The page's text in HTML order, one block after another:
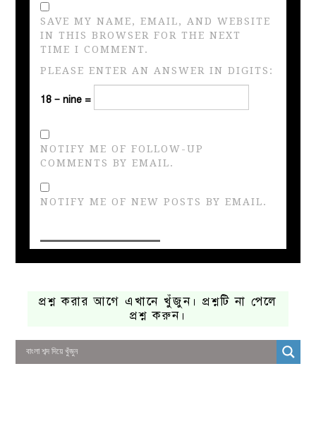
SAVE MY NAME, EMAIL, AND WEBSITE
IN THIS BROWSER FOR THE NEXT
TIME I COMMENT.
PLEASE ENTER AN ANSWER IN DIGITS:
18 − nine =
NOTIFY ME OF FOLLOW-UP
COMMENTS BY EMAIL.
NOTIFY ME OF NEW POSTS BY EMAIL.
প্রশ্ন করার আগে এখানে খুঁজুন। প্রশ্নটি না পেলে
প্রশ্ন করুন।